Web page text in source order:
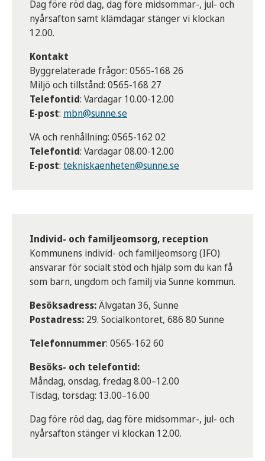
Dag före röd dag, dag före midsommar-, jul- och
nyårsafton samt klämdagar stänger vi klockan
12.00.
Kontakt
Byggrelaterade frågor: 0565-168 26
Miljö och tillstånd: 0565-168 27
Telefontid: Vardagar 10.00-12.00
E-post: mbn@sunne.se
VA och renhållning: 0565-162 02
Telefontid: Vardagar 08.00-12.00
E-post: tekniskaenheten@sunne.se
Individ- och familjeomsorg, reception
Kommunens individ- och familjeomsorg (IFO)
ansvarar för socialt stöd och hjälp som du kan få
som barn, ungdom och familj via Sunne kommun.
Besöksadress:Älvgatan 36, Sunne
Postadress: 29. Socialkontoret, 686 80 Sunne
Telefonnummer: 0565-162 60
Besöks- och telefontid:
Måndag, onsdag, fredag 8.00–12.00
Tisdag, torsdag: 13.00–16.00
Dag före röd dag, dag före midsommar-, jul- och
nyårsafton stänger vi klockan 12.00.